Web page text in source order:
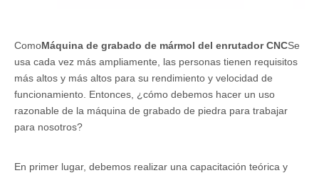
ComoMáquina de grabado de mármol del enrutador CNCSe
usa cada vez más ampliamente, las personas tienen requisitos
más altos y más altos para su rendimiento y velocidad de
funcionamiento. Entonces, ¿cómo debemos hacer un uso
razonable de la máquina de grabado de piedra para trabajar
para nosotros?
En primer lugar, debemos realizar una capacitación teórica y